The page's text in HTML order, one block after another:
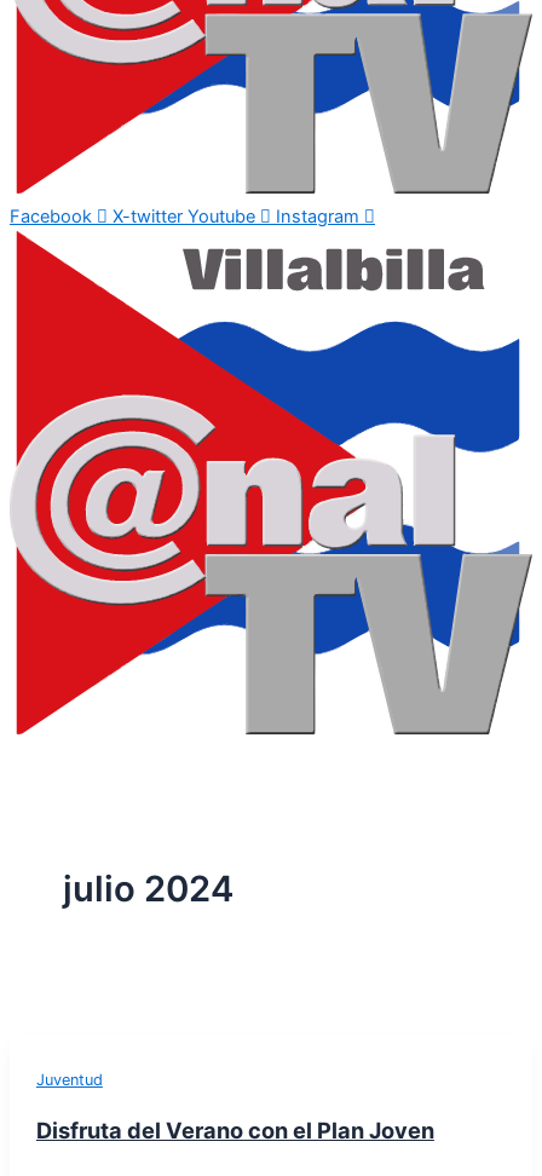
Facebook X-twitter Youtube Instagram
julio 2024
Juventud
Disfruta del Verano con el Plan Joven